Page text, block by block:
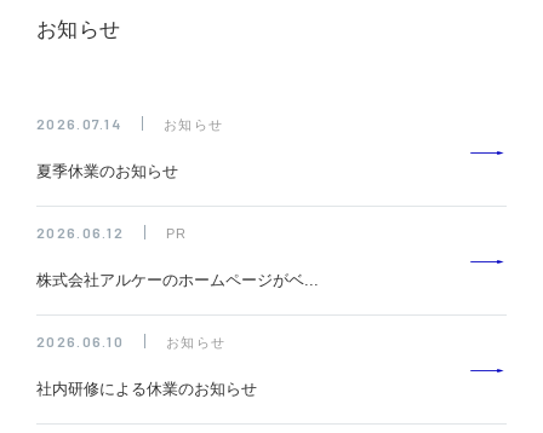
お知らせ
2026.07.14 お知らせ
夏季休業のお知らせ
2026.06.12 PR
株式会社アルケーのホームページがベ...
2026.06.10 お知らせ
社内研修による休業のお知らせ